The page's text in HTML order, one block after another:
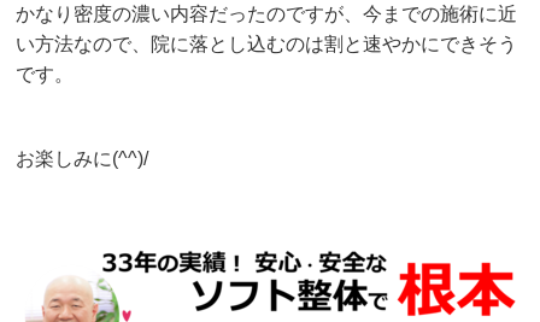
かなり密度の濃い内容だったのですが、今までの施術に近
い方法なので、院に落とし込むのは割と速やかにできそう
です。
お楽しみに(^^)/